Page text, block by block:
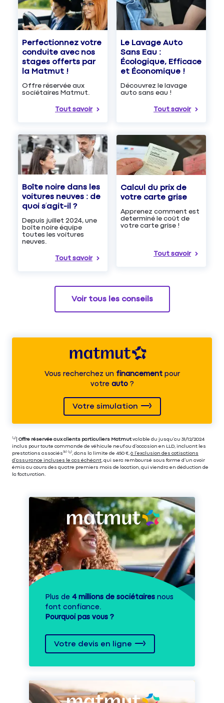
Perfectionnez votre
conduite avec nos
stages offerts par
la Matmut !
Offre réservée aux
sociétaires Matmut.
Tout savoir
Le Lavage Auto
Sans Eau :
Écologique, Efficace
et Économique !
Découvrez le lavage
auto sans eau !
Tout savoir
Boîte noire dans les
voitures neuves : de
quoi s’agit-il ?
Depuis juillet 2024, une
boîte noire équipe
toutes les voitures
neuves.
Tout savoir
Calcul du prix de
votre carte grise
Apprenez comment est
determiné le coût de
votre carte grise !
Tout savoir
Voir tous les conseils
Vous recherchez unfinancementpour
votre auto?
Votre simulation
⁽⁴⁾| Offre réservée aux clients particuliers Matmut valable du jusqu’au 31/12/2024
inclus pour toute commande de véhicule neuf ou d’occasion en LLD, incluant les
prestations associés⁽³⁾ ⁽⁵⁾, dans la limite de 450 €, à l’exclusion des cotisations
d’assurance incluses le cas échéant , qui sera remboursé sous forme d’un avoir
émis au cours des quatre premiers mois de location, qui viendra en déduction de
la facturation.
Plus de 4 millions de sociétaires nous
font confiance.
Pourquoi pas vous ?
Votre devis en ligne